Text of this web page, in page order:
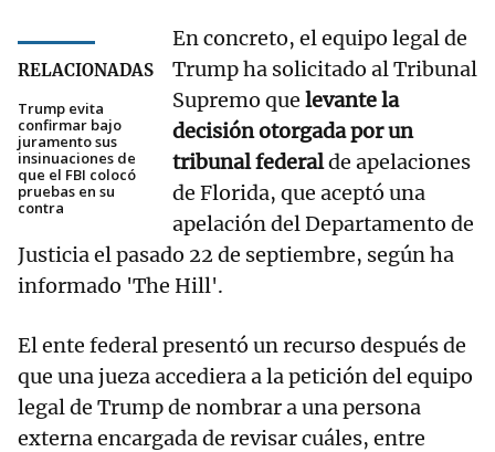
RELACIONADAS
Trump evita
confirmar bajo
juramento sus
insinuaciones de
que el FBI colocó
pruebas en su
contra
En concreto, el equipo legal de
Trump ha solicitado al Tribunal
Supremo que levante la
decisión otorgada por un
tribunal federalde apelaciones
de Florida, que aceptó una
apelación del Departamento de
Justicia el pasado 22 de septiembre, según ha
informado 'The Hill'.
El ente federal presentó un recurso después de
que una jueza accediera a la petición del equipo
legal de Trump de nombrar a una persona
externa encargada de revisar cuáles, entre